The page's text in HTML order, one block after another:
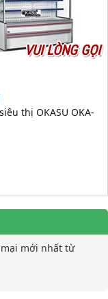
VUI LÒNG GỌI
thị OKASU OKA-
mới nhất từ